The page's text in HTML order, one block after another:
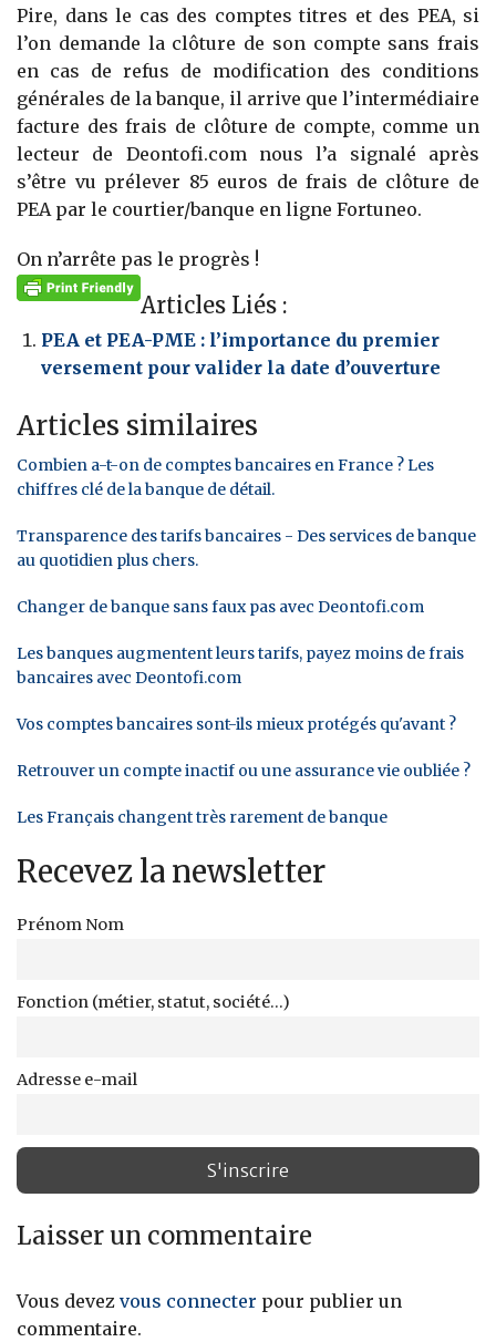
Pire, dans le cas des comptes titres et des PEA, si
l’on demande la clôture de son compte sans frais
en cas de refus de modification des conditions
générales de la banque, il arrive que l’intermédiaire
facture des frais de clôture de compte, comme un
lecteur de Deontofi.com nous l’a signalé après
s’être vu prélever 85 euros de frais de clôture de
PEA par le courtier/banque en ligne Fortuneo.
On n’arrête pas le progrès !
Articles Liés :
PEA et PEA-PME : l’importance du premier
versement pour valider la date d’ouverture
Articles similaires
Combien a-t-on de comptes bancaires en France ? Les
chiffres clé de la banque de détail.
Transparence des tarifs bancaires - Des services de banque
au quotidien plus chers.
Changer de banque sans faux pas avec Deontofi.com
Les banques augmentent leurs tarifs, payez moins de frais
bancaires avec Deontofi.com
Vos comptes bancaires sont-ils mieux protégés qu'avant ?
Retrouver un compte inactif ou une assurance vie oubliée ?
Les Français changent très rarement de banque
Recevez la newsletter
Prénom Nom
Fonction (métier, statut, société...)
Adresse e-mail
Laisser un commentaire
Vous devez vous connecter pour publier un
commentaire.